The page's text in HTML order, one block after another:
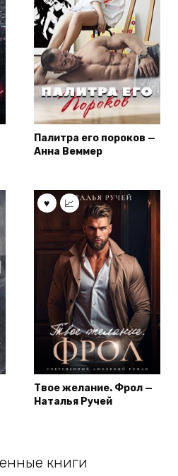
Палитра его пороков —
Анна Веммер
Твое желание. Фрол —
Наталья Ручей
книги